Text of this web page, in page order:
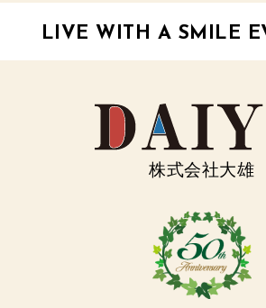
LIVE WITH A SMILE
株式会社大雄